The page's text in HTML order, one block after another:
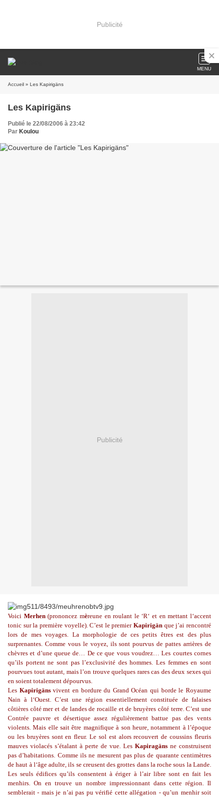
Publicité
MENU
Accueil » Les Kapirigäns
Les Kapirigäns
Publié le 22/08/2006 à 23:42
Par Koulou
Publicité
Voici Merhen(prononcez mèreune en roulant le ‘R‘ et en mettant l‘accent
tonic sur la première voyelle). C’est le premierKapirigän que j’ai rencontré
lors de mes voyages. La morphologie de ces petits êtres est des plus
surprenantes. Comme vous le voyez, ils sont pourvus de pattes arrières de
chèvres et d’une queue de… De ce que vous voudrez… Les courtes cornes
qu’ils portent ne sont pas l’exclusivité des hommes. Les femmes en sont
pourvues tout autant, mais l’on trouve quelques rares cas des deux sexes qui
en soient totalement dépourvus.
Les Kapirigänsvivent en bordure du Grand Océan qui borde le Royaume
Nain à l‘Ouest. C’est une région essentiellement constituée de falaises
côtières côté mer et de landes de rocaille et de bruyères côté terre. C’est une
Contrée pauvre et désertique assez régulièrement battue pas des vents
violents. Mais elle sait être magnifique à son heure, notamment à l’époque
ou les bruyères sont en fleur. Le sol est alors recouvert de coussins fleuris
mauves violacés s’étalant à perte de vue. Les Kapiragäns ne construisent
pas d’habitations. Comme ils ne mesurent pas plus de quarante centimètres
de haut à l‘âge adulte, ils se creusent des grottes dans la roche sous la Lande.
Les seuls édifices qu’ils consentent à ériger à l’air libre sont en fait les
menhirs. On en trouve un nombre impressionnant dans cette région. Il
semblerait - mais je n’ai pas pu vérifié cette allégation - qu’un menhir soit